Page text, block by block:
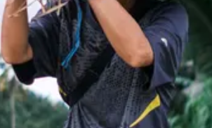
Montenegro